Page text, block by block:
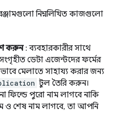
নিম্নলিখিত কাজগুলো
করুন: ব্যবহারকারীর সাথে
ডেটা এজেন্টদের ফর্মের
মেলাতে সাহায্য করার জন্য
টুল তৈরি করুন।
ফিল্ডে পুরো নাম লাগবে নাকি
ও শেষ নাম লাগবে, তা আপনি